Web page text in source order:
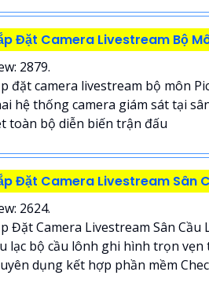
Đặt Camera Livestream Bộ
2879.
đặt camera livestream bộ môn
hệ thống camera giám sát tại
toàn bộ diễn biến trận đấu
Đặt Camera Livestream Sân
2624.
Đặt Camera Livestream Sân Cầu
lạc bộ cầu lônh ghi hình trọn
dụng kết hợp phần mềm